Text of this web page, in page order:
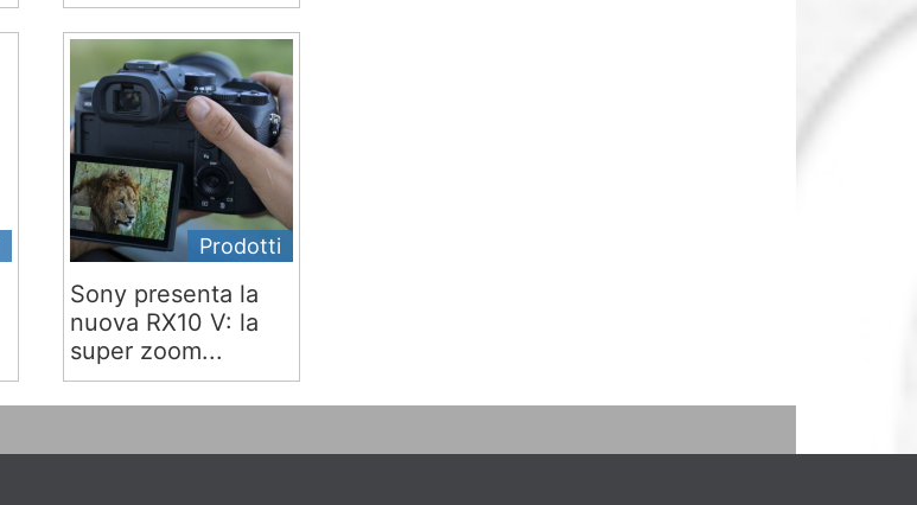
Prodotti
Sony presenta la
nuova RX10 V: la
super zoom...